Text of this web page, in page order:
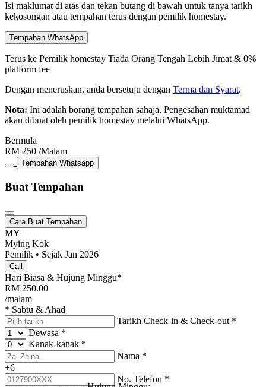
Isi maklumat di atas dan tekan butang di bawah untuk tanya tarikh
kekosongan atau tempahan terus dengan pemilik homestay.
Tempahan WhatsApp
Terus ke Pemilik homestay Tiada Orang Tengah Lebih Jimat & 0%
platform fee
Dengan meneruskan, anda bersetuju dengan Terma dan Syarat.
Nota: Ini adalah borang tempahan sahaja. Pengesahan muktamad
akan dibuat oleh pemilik homestay melalui WhatsApp.
Bermula
RM 250 /Malam
Tempahan Whatsapp
Buat Tempahan
Cara Buat Tempahan
MY
Mying Kok
Pemilik • Sejak Jan 2026
Call
Hari Biasa & Hujung Minggu*
RM 250.00
/malam
* Sabtu & Ahad
Tarikh Check-in & Check-out *
Dewasa *
Kanak-kanak *
Nama *
+6
No. Telefon *